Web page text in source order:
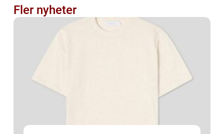
Fler nyheter